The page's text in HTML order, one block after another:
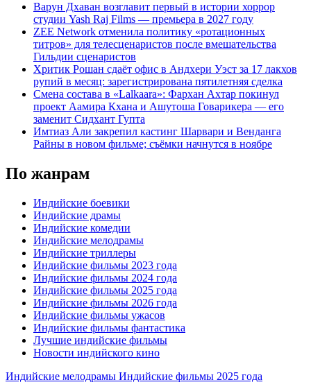
Варун Дхаван возглавит первый в истории хоррор
студии Yash Raj Films — премьера в 2027 году
ZEE Network отменила политику «ротационных
титров» для телесценаристов после вмешательства
Гильдии сценаристов
Хритик Рошан сдаёт офис в Андхери Уэст за 17 лакхов
рупий в месяц: зарегистрирована пятилетняя сделка
Смена состава в «Lalkaara»: Фархан Ахтар покинул
проект Аамира Кхана и Ашутоша Говарикера — его
заменит Сидхант Гупта
Имтиаз Али закрепил кастинг Шарвари и Венданга
Райны в новом фильме; съёмки начнутся в ноябре
По жанрам
Индийские боевики
Индийские драмы
Индийские комедии
Индийские мелодрамы
Индийские триллеры
Индийские фильмы 2023 года
Индийские фильмы 2024 года
Индийские фильмы 2025 года
Индийские фильмы 2026 года
Индийские фильмы ужасов
Индийские фильмы фантастика
Лучшие индийские фильмы
Новости индийского кино
Индийские мелодрамы Индийские фильмы 2025 года